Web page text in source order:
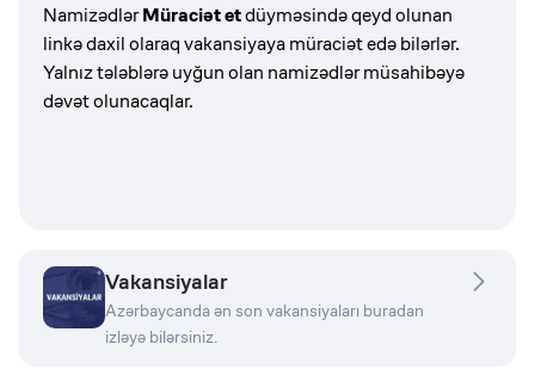
NamizədlərMüraciət etdüyməsində qeyd olunan
linkə daxil olaraq vakansiyaya müraciət edə bilərlər.
Yalnız tələblərə uyğun olan namizədlər müsahibəyə
dəvət olunacaqlar.
Vakansiyalar
Azərbaycanda ən son vakansiyaları buradan
izləyə bilərsiniz.